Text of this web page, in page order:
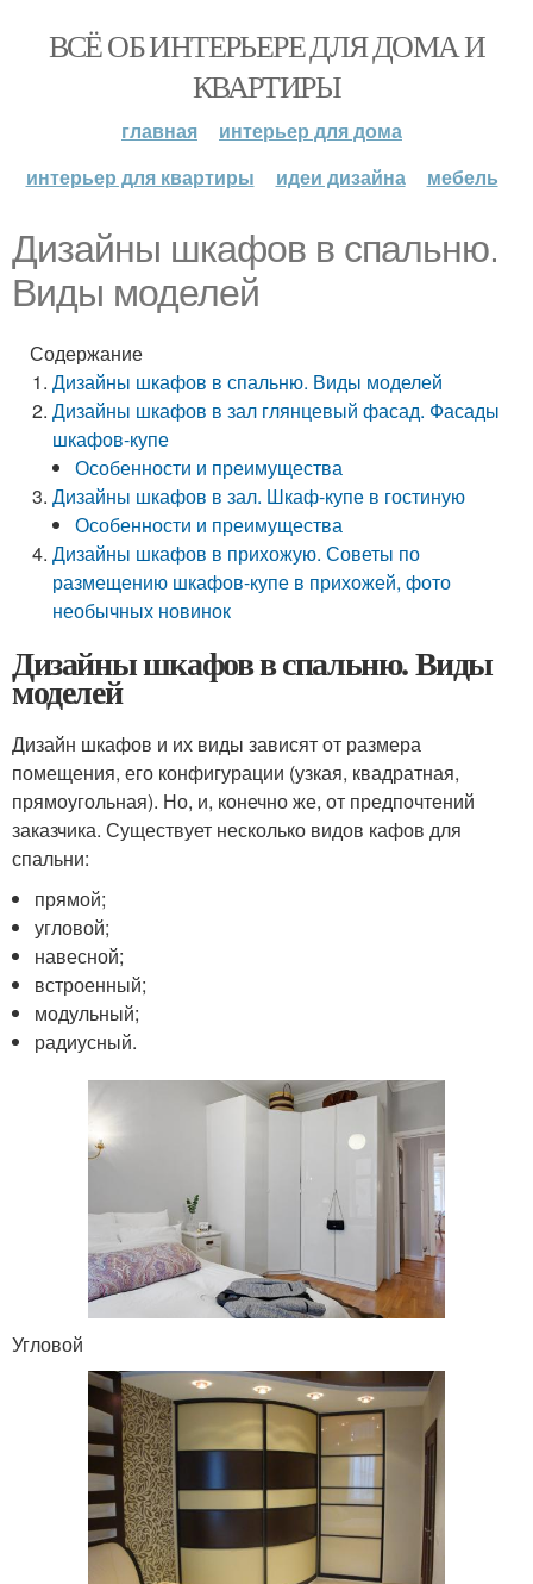
ВСЁ ОБ ИНТЕРЬЕРЕ ДЛЯ ДОМА И
КВАРТИРЫ
главная
интерьер для дома
интерьер для квартиры
идеи дизайна мебель
Дизайны шкафов в спальню.
Виды моделей
Содержание
Дизайны шкафов в спальню. Виды моделей
Дизайны шкафов в зал глянцевый фасад. Фасады
шкафов-купе
Особенности и преимущества
Дизайны шкафов в зал. Шкаф-купе в гостиную
Особенности и преимущества
Дизайны шкафов в прихожую. Советы по
размещению шкафов-купе в прихожей, фото
необычных новинок
Дизайны шкафов в спальню. Виды
моделей
Дизайн шкафов и их виды зависят от размера
помещения, его конфигурации (узкая, квадратная,
прямоугольная). Но, и, конечно же, от предпочтений
заказчика. Существует несколько видов кафов для
спальни:
прямой;
угловой;
навесной;
встроенный;
модульный;
радиусный.
Угловой